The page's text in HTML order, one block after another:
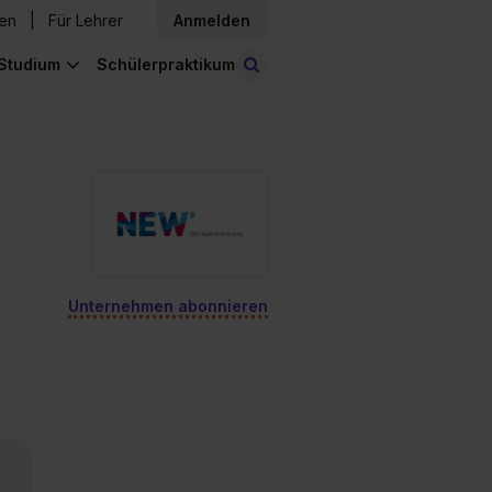
Für Lehrer Anmelden
Schülerpraktikum
Unternehmen abonnieren